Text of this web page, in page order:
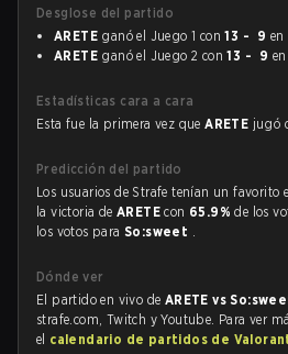
Desglose del partido
ARETE ganó el Juego 1 con13 - 9 en
ARETE ganó el Juego 2 con13 - 9 en
Estadísticas cara a cara
Esta fue la primera vez queARETE jugó
Predicción del partido
Los usuarios de Strafe tenían un favorito
la victoria deARETEcon 65.9%de los
los votos paraSo:sweet .
Dónde ver
El partido en vivo de ARETE vs
strafe.com, Twitch y Youtube. Para ver
el calendario de partidos de